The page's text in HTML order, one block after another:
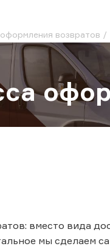
возвратов
вместо вида
мы сделаем